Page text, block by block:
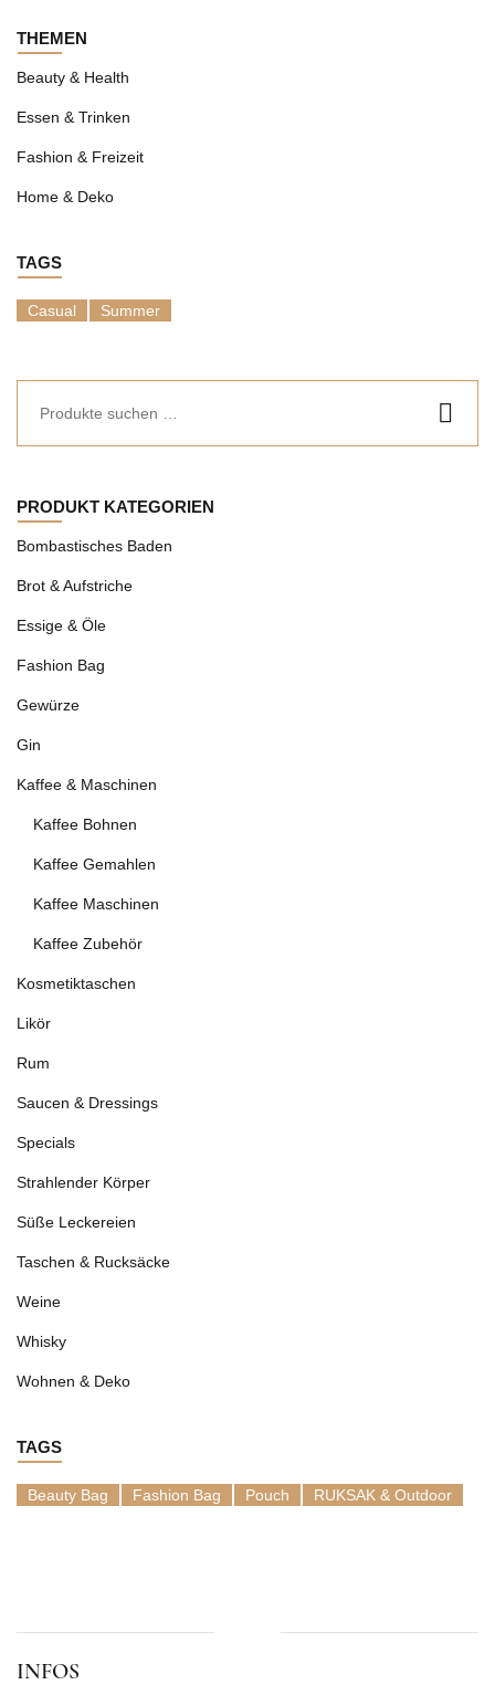
THEMEN
Beauty & Health
Essen & Trinken
Fashion & Freizeit
Home & Deko
TAGS
Casual Summer
PRODUKT KATEGORIEN
Bombastisches Baden
Brot & Aufstriche
Essige & Öle
Fashion Bag
Gewürze
Gin
Kaffee & Maschinen
Kaffee Bohnen
Kaffee Gemahlen
Kaffee Maschinen
Kaffee Zubehör
Kosmetiktaschen
Likör
Rum
Saucen & Dressings
Specials
Strahlender Körper
Süße Leckereien
Taschen & Rucksäcke
Weine
Whisky
Wohnen & Deko
TAGS
Beauty Bag Fashion Bag Pouch RUKSAK & Outdoor
INFOS